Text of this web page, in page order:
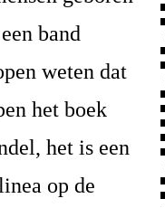
band
weten dat
het boek
het is een
op de